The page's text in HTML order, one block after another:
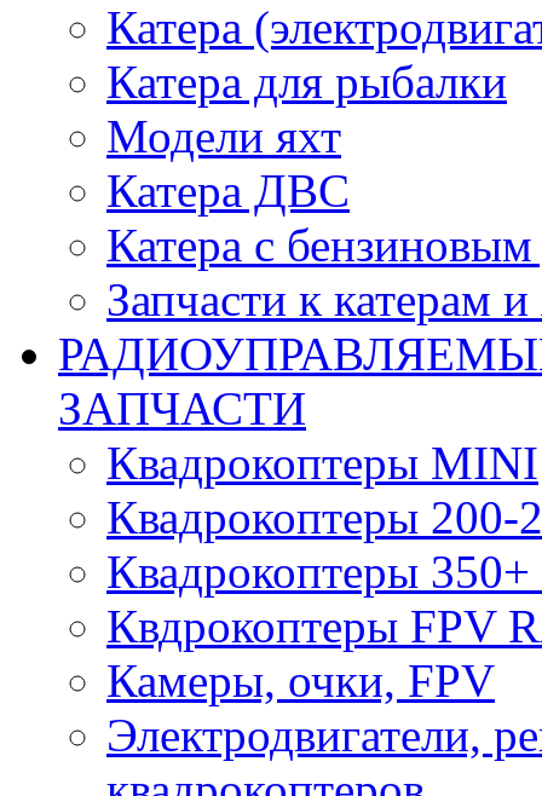
Катера
Катера для рыбалки
Модели яхт
Катера ДВС
Катера с бензиновым
Запчасти к катерам
ЗАПЧАСТИ
Квадрокоптеры MINI
Квадрокоптеры 200-
Квадрокоптеры 350+
Квдрокоптеры FPV
Камеры, очки, FPV
Электродвигатели,